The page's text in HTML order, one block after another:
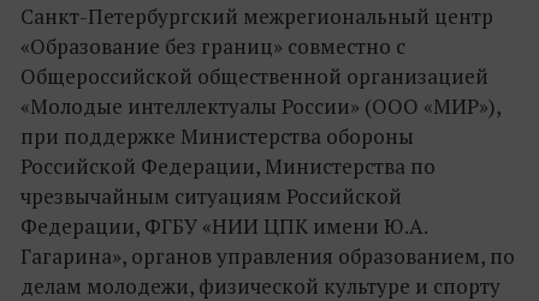
Санкт-Петербургский межрегиональный центр
«Образование без границ» совместно с
Общероссийской общественной организацией
«Молодые интеллектуалы России» (ООО «МИР»),
при поддержке Министерства обороны
Российской Федерации, Министерства по
чрезвычайным ситуациям Российской
Федерации, ФГБУ «НИИ ЦПК имени Ю.А.
Гагарина», органов управления образованием, по
делам молодежи, физической культуре и спорту